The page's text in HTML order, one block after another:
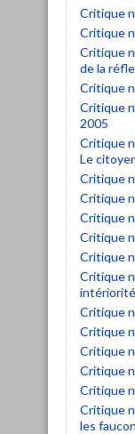
Critique
Critique
Critique
de la
Critique
Critique
2005
Critique
Le
Critique
Critique
Critique
Critique
Critique
Critique
Critique
Critique
Critique
Critique
Critique
Critique
les